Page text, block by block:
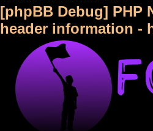
[phpBB Debug] PHP
header information -